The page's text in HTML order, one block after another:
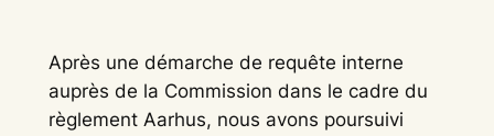
Après une démarche de requête interne
auprès de la Commission dans le cadre du
règlement Aarhus, nous avons poursuivi